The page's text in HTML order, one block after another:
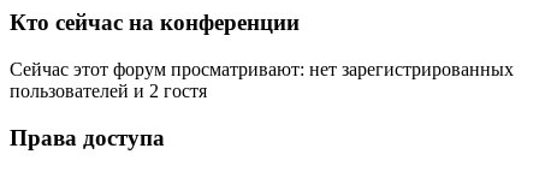
Кто сейчас на конференции
Сейчас этот форум просматривают: нет зарегистрированных
пользователей и 2 гостя
Права доступа